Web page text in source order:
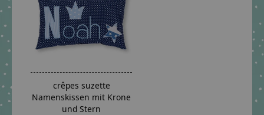
crêpes suzette
Namenskissen mit Krone
und Stern